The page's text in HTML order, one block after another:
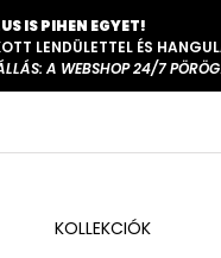
IS PIHEN EGYET!
LENDÜLETTEL ÉS
A WEBSHOP 24/7
KOLLEKCIÓK